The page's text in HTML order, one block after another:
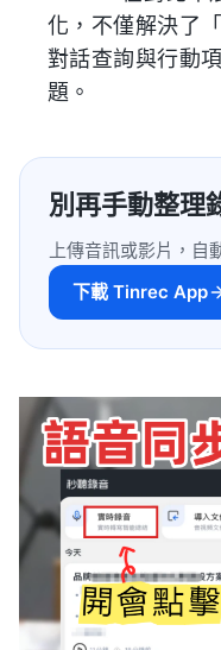
化，不僅解決了
對話查詢與行動
題。
別再手動整理
上傳音訊或影片，自
下載 Tinrec App